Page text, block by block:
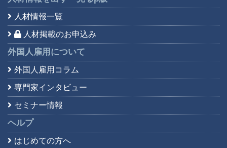
人材情報一覧
人材掲載のお申込み
外国人雇用について
外国人雇用コラム
専門家インタビュー
セミナー情報
ヘルプ
はじめての方へ